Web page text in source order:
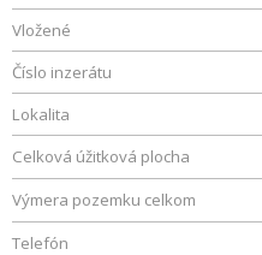
Vložené
Číslo inzerátu
Lokalita
Celková úžitková plocha
Výmera pozemku celkom
Telefón